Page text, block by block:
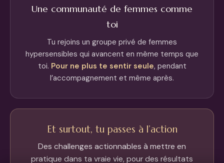
Une communauté de femmes comme
toi
Tu rejoins un groupe privé de femmes
hypersensibles qui avancent en même temps que
toi. Pour ne plus te sentir seule, pendant
l’accompagnement et même après.
Et surtout, tu passes à l’action
Des challenges actionnables à mettre en
pratique dans ta vraie vie, pour des résultats